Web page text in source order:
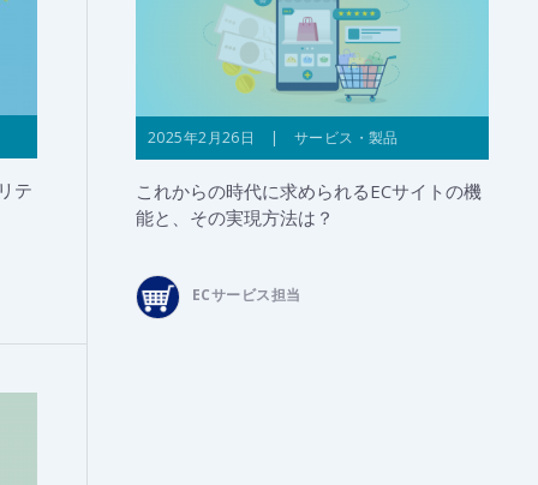
テ
2025年2月26日 | サービス・製品
これからの時代に求められるECサイトの機
能と、その実現方法は？
ECサービス担当